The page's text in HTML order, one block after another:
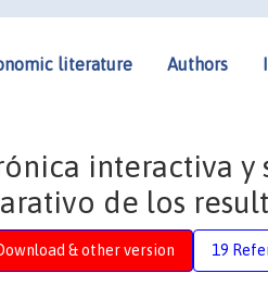
literature Authors
interactiva y
de los
& other version 19